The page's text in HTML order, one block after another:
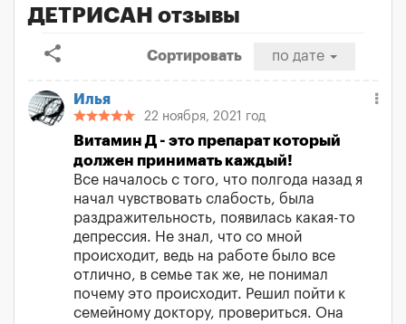
ДЕТРИСАН отзывы
share
Сортировать по дате
Илья
22 ноября, 2021 год
Витамин Д - это препарат который
должен принимать каждый!
Все началось с того, что полгода назад я
начал чувствовать слабость, была
раздражительность, появилась какая-то
депрессия. Не знал, что со мной
происходит, ведь на работе было все
отлично, в семье так же, не понимал
почему это происходит. Решил пойти к
семейному доктору, провериться. Она